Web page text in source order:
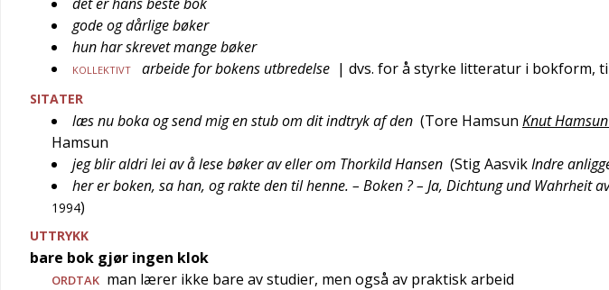
gode og dårlige bøker
hun har skrevet mange bøker
KOLLEKTIVT arbeide for bokens utbredelse | dvs. for å styrke litteratur i bokform,
SITATER
læs nu boka og send mig en stub om dit indtryk af den (Tore Hamsun Knut
Hamsun
jeg blir aldri lei av å lese bøker av eller om Thorkild Hansen (Stig AasvikIndre
her er boken, sa han, og rakte den til henne. – Boken ? – Ja, Dichtung und Wahrheit
1994)
UTTRYKK
bare bok gjør ingen klok
ORDTAK man lærer ikke bare av studier, men også av praktisk arbeid